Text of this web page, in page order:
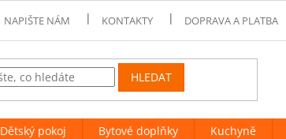
NAPIŠTE NÁM KONTAKTY DOPRAVA A PLATBA
HLEDAT
Dětský pokoj Bytové doplňky Kuchyně